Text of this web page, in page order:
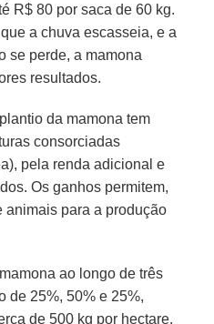
R$ 80 por saca de 60 kg.
a chuva escasseia, e a
se perde, a mamona
resultados.
da mamona tem
consorciadas
pela renda adicional e
Os ganhos permitem,
animais para a produção
ao longo de três
de 25%, 50% e 25%,
de 500 kg por hectare.